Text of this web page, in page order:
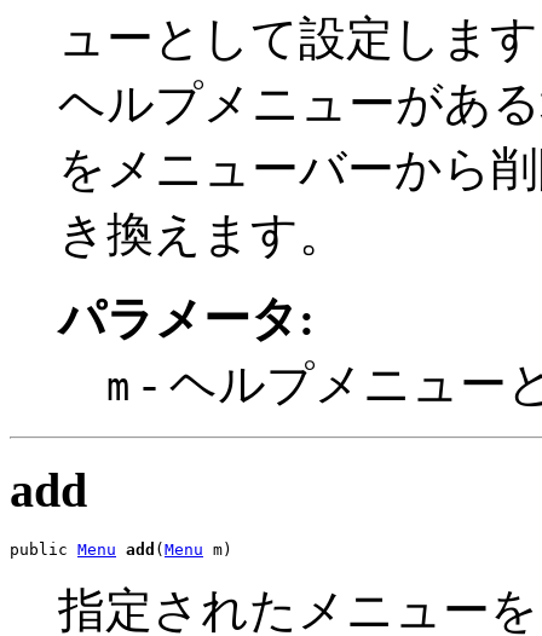
ューとして設定しま
ヘルプメニューがあ
をメニューバーから
き換えます。
パラメータ:
m - ヘルプメニュー
add
public Menu add ( Menu m)
指定されたメニュー